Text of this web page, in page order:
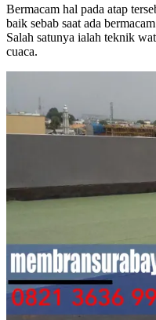
Bermacam hal pada atap
baik sebab saat ada
Salah satunya ialah teknik
cuaca.